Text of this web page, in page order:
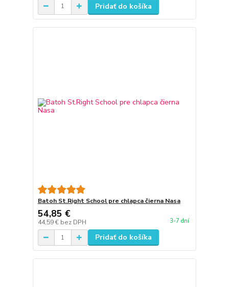
Pridať do košíka
Batoh St.Right School pre chlapca čierna Nasa
54,85 €
44,59 € bez DPH 3-7 dní
Pridať do košíka